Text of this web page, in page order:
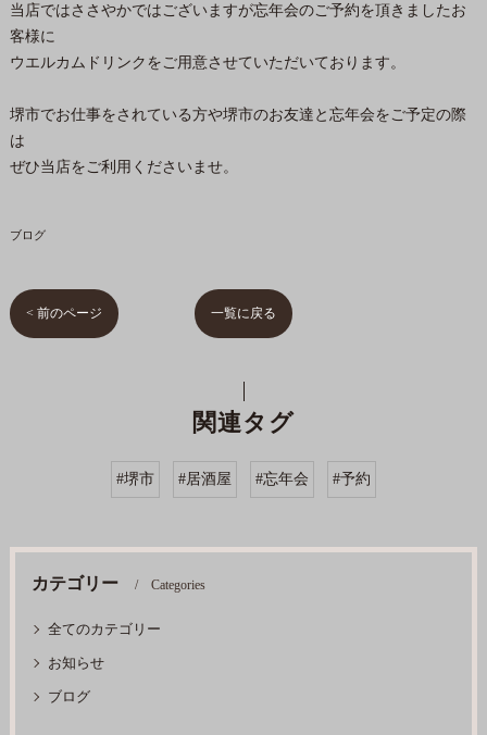
当店ではささやかではございますが忘年会のご予約を頂きましたお
客様に
ウエルカムドリンクをご用意させていただいております。
堺市でお仕事をされている方や堺市のお友達と忘年会をご予定の際
は
ぜひ当店をご利用くださいませ。
ブログ
< 前のページ 一覧に戻る
関連タグ
#堺市 #居酒屋 #忘年会 #予約
カテゴリー Categories
全てのカテゴリー
お知らせ
ブログ